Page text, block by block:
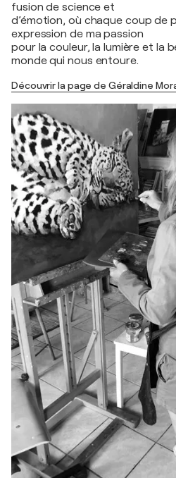
fusion de science et
d’émotion, où chaque coup de
expression de ma passion
pour la couleur, la lumière et la
monde qui nous entoure.
Découvrir la page de Géraldine